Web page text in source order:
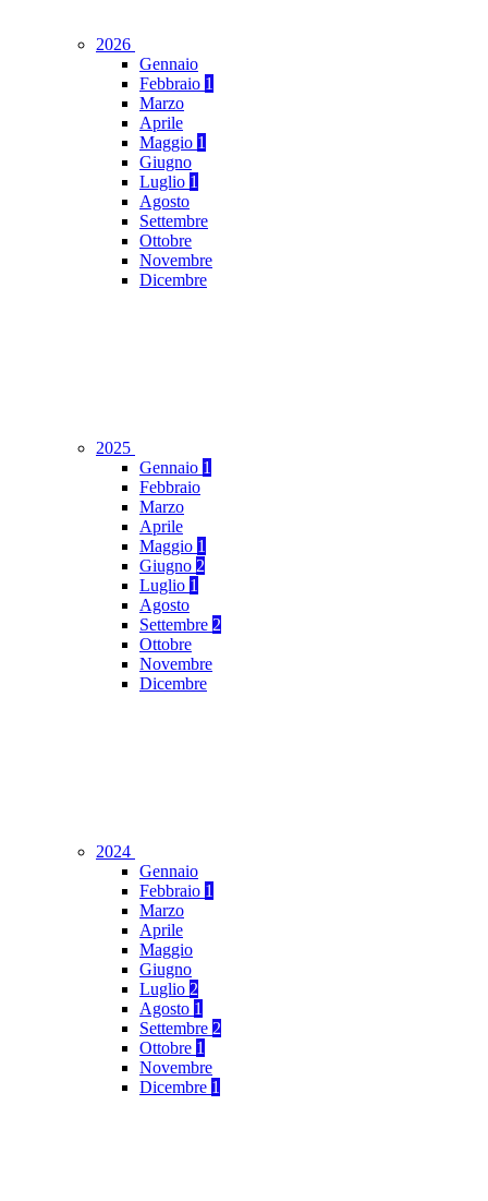
2026
Gennaio
Febbraio 1
Marzo
Aprile
Maggio 1
Giugno
Luglio 1
Agosto
Settembre
Ottobre
Novembre
Dicembre
2025
Gennaio 1
Febbraio
Marzo
Aprile
Maggio 1
Giugno 2
Luglio 1
Agosto
Settembre 2
Ottobre
Novembre
Dicembre
2024
Gennaio
Febbraio 1
Marzo
Aprile
Maggio
Giugno
Luglio 2
Agosto 1
Settembre 2
Ottobre 1
Novembre
Dicembre 1